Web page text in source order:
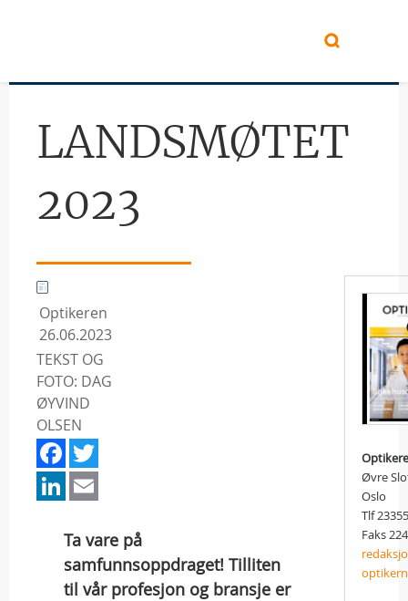
LANDSMØTET
2023
Optikeren
26.06.2023
TEKST OG
FOTO: DAG
ØYVIND
OLSEN
Facebook
LinkedIn
Ta vare på
samfunnsoppdraget! Tilliten
til vår profesjon og bransje er
Øvre
Oslo
Tlf
Faks